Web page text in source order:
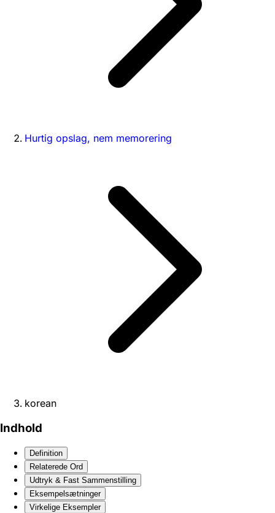
Hurtig opslag, nem memorering
korean
Indhold
Definition
Relaterede Ord
Udtryk & Fast Sammenstilling
Eksempelsætninger
Virkelige Eksempler